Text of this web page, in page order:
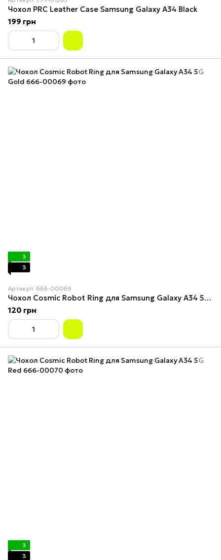
Чохол PRC Leather Case Samsung Galaxy A34 Black
199 грн
3
3
Артикул: 666-00069
Чохол Cosmic Robot Ring для Samsung Galaxy A34 5G Gold
120 грн
3
3